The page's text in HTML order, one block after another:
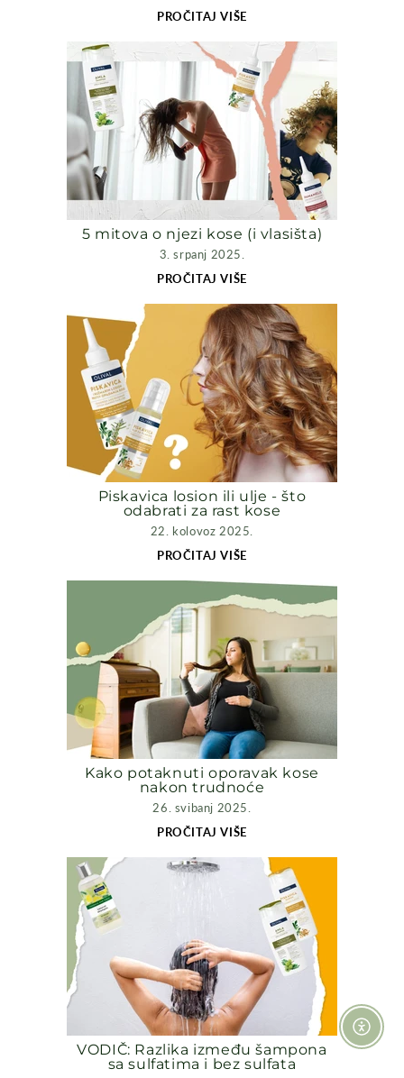
PROČITAJ VIŠE
5 mitova o njezi kose (i vlasišta)
3. srpanj 2025.
PROČITAJ VIŠE
Piskavica losion ili ulje - što
odabrati za rast kose
22. kolovoz 2025.
PROČITAJ VIŠE
Kako potaknuti oporavak kose
nakon trudnoće
26. svibanj 2025.
PROČITAJ VIŠE
VODIČ: Razlika između šampona
sa sulfatima i bez sulfata